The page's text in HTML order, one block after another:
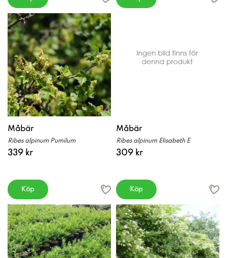
Måbär
Ribes alpinum Pumilum
339 kr
Köp
Måbär
Ribes alpinum Elisabeth E
309 kr
Köp